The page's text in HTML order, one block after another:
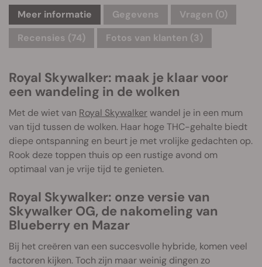
Meer informatie Gegevens Vragen (0)
Recensies (74)
Fotos van klanten (3)
Royal Skywalker: maak je klaar voor
een wandeling in de wolken
Met de wiet van Royal Skywalkerwandel je in een mum
van tijd tussen de wolken. Haar hoge THC-gehalte biedt
diepe ontspanning en beurt je met vrolijke gedachten op.
Rook deze toppen thuis op een rustige avond om
optimaal van je vrije tijd te genieten.
Royal Skywalker: onze versie van
Skywalker OG, de nakomeling van
Blueberry en Mazar
Bij het creëren van een succesvolle hybride, komen veel
factoren kijken. Toch zijn maar weinig dingen zo